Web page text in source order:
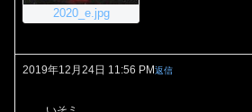
2020_e.jpg
2019年12月24日 11:56 PM返信